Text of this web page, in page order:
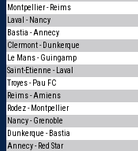
Montpellier - Reims
Laval - Nancy
Bastia - Annecy
Clermont - Dunkerque
Le Mans - Guingamp
Saint-Etienne - Laval
Troyes - Pau FC
Reims - Amiens
Rodez - Montpellier
Nancy - Grenoble
Dunkerque - Bastia
Annecy - Red Star